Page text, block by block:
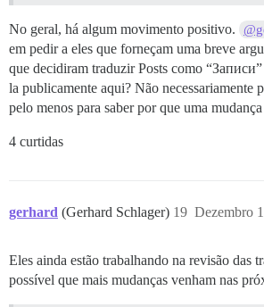
No geral, há algum movimento positivo.
em pedir a eles que forneçam uma breve
que decidiram traduzir Posts como
la publicamente aqui? Não necessariamente
pelo menos para saber por que uma
4 curtidas
gerhard (Gerhard Schlager) Dezembro
19
Eles ainda estão trabalhando na revisão das
possível que mais mudanças venham nas